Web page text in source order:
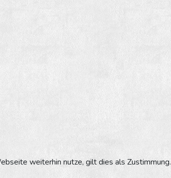
weiterhin nutze, gilt dies als Zustimmung.